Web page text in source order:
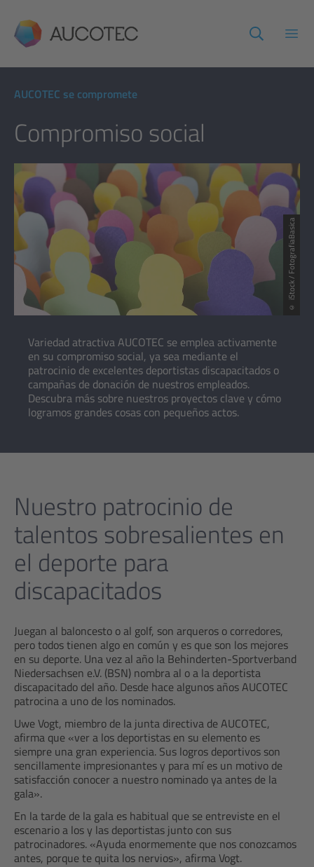
AUCOTEC
AUCOTEC se compromete
Compromiso social
© iStock / FotografiaBasica
Variedad atractiva AUCOTEC se emplea activamente
en su compromiso social, ya sea mediante el
patrocinio de excelentes deportistas discapacitados o
campañas de donación de nuestros empleados.
Descubra más sobre nuestros proyectos clave y cómo
logramos grandes cosas con pequeños actos.
Nuestro patrocinio de
talentos sobresalientes en
el deporte para
discapacitados
Juegan al baloncesto o al golf, son arqueros o corredores,
pero todos tienen algo en común y es que son los mejores
en su deporte. Una vez al año la Behinderten-Sportverband
Niedersachsen e.V. (BSN) nombra al o a la deportista
discapacitado del año. Desde hace algunos años AUCOTEC
patrocina a uno de los nominados.
Uwe Vogt, miembro de la junta directiva de AUCOTEC,
afirma que «ver a los deportistas en su elemento es
siempre una gran experiencia. Sus logros deportivos son
sencillamente impresionantes y para mí es un motivo de
satisfacción conocer a nuestro nominado ya antes de la
gala».
En la tarde de la gala es habitual que se entreviste en el
escenario a los y las deportistas junto con sus
patrocinadores. «Ayuda enormemente que nos conozcamos
antes, porque te quita los nervios», afirma Vogt.